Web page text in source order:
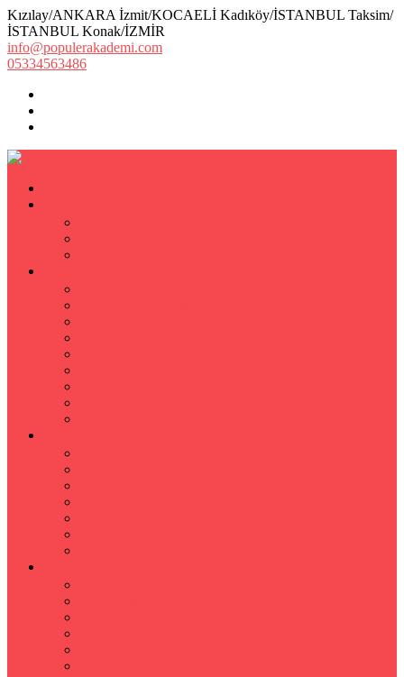
Kızılay/ANKARA İzmit/KOCAELİ Kadıköy/İSTANBUL Taksim/
İSTANBUL Konak/İZMİR
info@populerakademi.com
05334563486